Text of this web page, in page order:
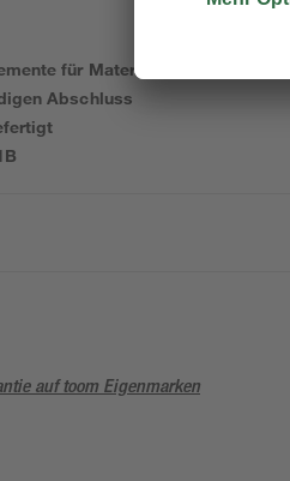
für Materialien aus Holz
Abschluss
auf toom Eigenmarken